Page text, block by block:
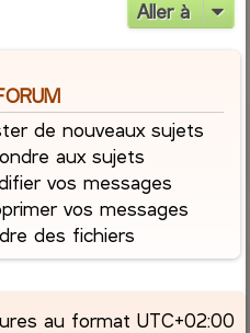
Aller à
de nouveaux sujets
aux sujets
vos messages
vos messages
des fichiers
au format UTC+02:00